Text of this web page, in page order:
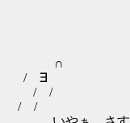
∃
/ /
/ /